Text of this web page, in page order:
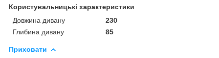
Користувальницькі характеристики
Довжина дивану
230
Глибина дивану
85
Приховати